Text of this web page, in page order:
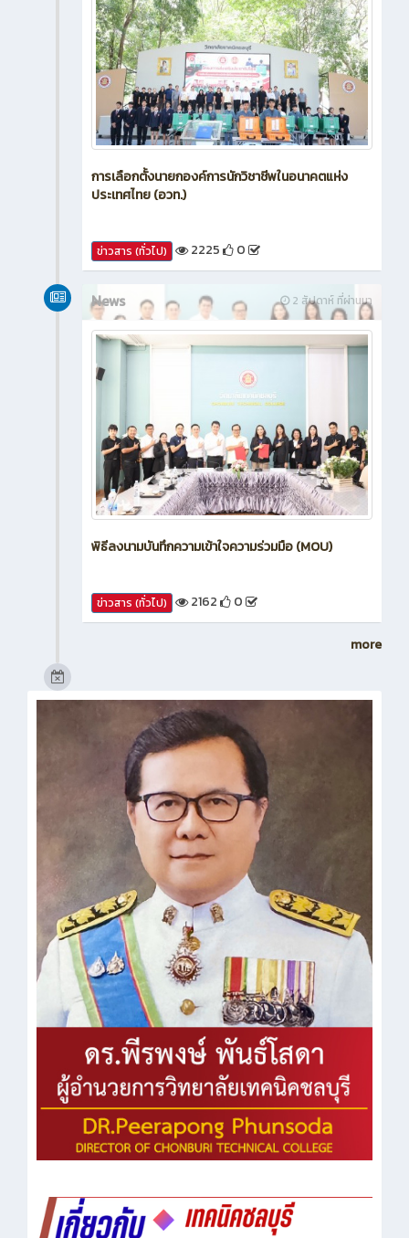
การเลือกตั้งนายกองค์การนักวิชาชีพในอนาคตแห่ง
ประเทศไทย (อวท.)
ข่าวสาร (ทั่วไป) 2225 0
2 สัปดาห์ ที่ผ่านมา
News
พิธีลงนามบันทึกความเข้าใจความร่วมมือ (MOU)
ข่าวสาร (ทั่วไป) 2162 0
more